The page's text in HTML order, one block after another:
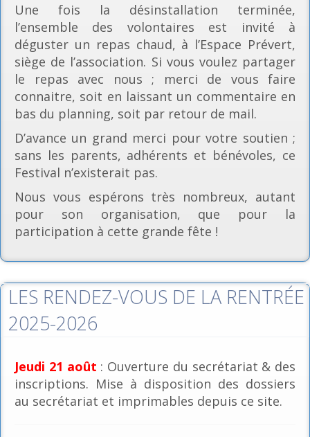
Une fois la désinstallation terminée,
l’ensemble des volontaires est invité à
déguster un repas chaud, à l’Espace Prévert,
siège de l’association. Si vous voulez partager
le repas avec nous ; merci de vous faire
connaitre, soit en laissant un commentaire en
bas du planning, soit par retour de mail.
D’avance un grand merci pour votre soutien ;
sans les parents, adhérents et bénévoles, ce
Festival n’existerait pas.
Nous vous espérons très nombreux, autant
pour son organisation, que pour la
participation à cette grande fête !
LES RENDEZ-VOUS DE LA RENTRÉE
2025-2026
Jeudi 21 août : Ouverture du secrétariat & des
inscriptions. Mise à disposition des dossiers
au secrétariat et imprimables depuis ce site.